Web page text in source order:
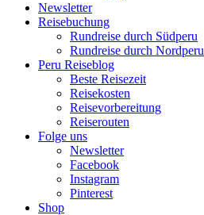
Newsletter
Reisebuchung
Rundreise durch Südperu
Rundreise durch Nordperu
Peru Reiseblog
Beste Reisezeit
Reisekosten
Reisevorbereitung
Reiserouten
Folge uns
Newsletter
Facebook
Instagram
Pinterest
Shop